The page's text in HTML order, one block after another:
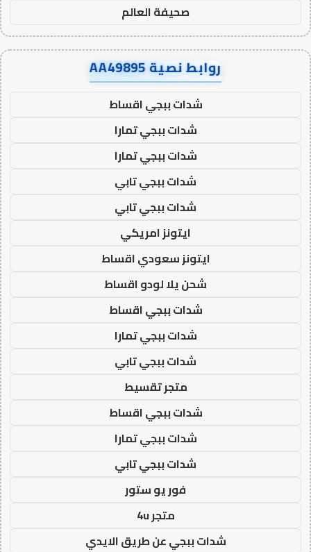
صحيفة العالم
روابط نصية AA49895
شدات ببجي اقساط
شدات ببجي تمارا
شدات ببجي تمارا
شدات ببجي تابي
شدات ببجي تابي
ايتونز امريكي
ايتونز سعودي اقساط
شحن يلا لودو اقساط
شدات ببجي اقساط
شدات ببجي تمارا
شدات ببجي تابي
متجر تقسيط
شدات ببجي اقساط
شدات ببجي تمارا
شدات ببجي تابي
فور يو ستور
متجر 4u
شدات ببجي عن طريق الايدي